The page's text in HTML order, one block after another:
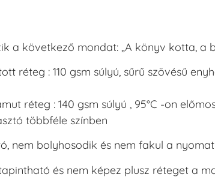
a következő mondat: „A könyv kotta, a
réteg : 110 gsm súlyú, sűrű szövésű
réteg : 140 gsm súlyú , 95°C -on
többféle színben
nem bolyhosodik és nem fakul a nyomat
és nem képez plusz réteget a